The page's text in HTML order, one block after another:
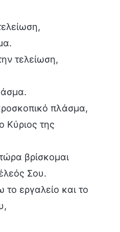
τελείωση,
πλάσμα,
Κύριος της
βρίσκομαι
Σου.
το εργαλείο και το